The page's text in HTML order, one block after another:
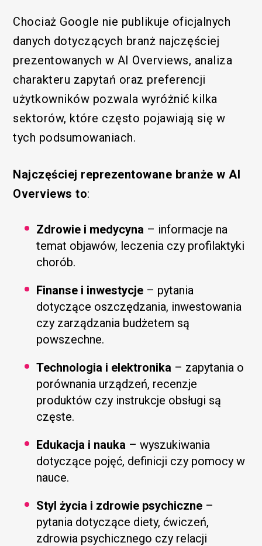
Chociaż Google nie publikuje oficjalnych
danych dotyczących branż najczęściej
prezentowanych w AI Overviews, analiza
charakteru zapytań oraz preferencji
użytkowników pozwala wyróżnić kilka
sektorów, które często pojawiają się w
tych podsumowaniach.
Najczęściej reprezentowane branże w AI
Overviews to:
Zdrowie i medycyna – informacje na
temat objawów, leczenia czy profilaktyki
chorób.​
Finanse i inwestycje – pytania
dotyczące oszczędzania, inwestowania
czy zarządzania budżetem są
powszechne.​
Technologia i elektronika – zapytania o
porównania urządzeń, recenzje
produktów czy instrukcje obsługi są
częste.​
Edukacja i nauka – wyszukiwania
dotyczące pojęć, definicji czy pomocy w
nauce.​
Styl życia i zdrowie psychiczne –
pytania dotyczące diety, ćwiczeń,
zdrowia psychicznego czy relacji